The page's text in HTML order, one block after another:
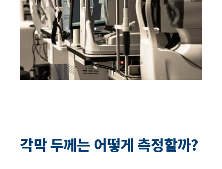
각막 두께는 어떻게 측정할까?